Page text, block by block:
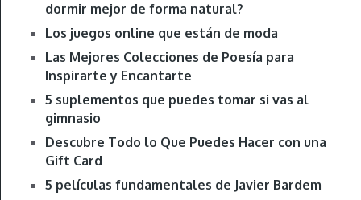
dormir mejor de forma natural?
Los juegos online que están de moda
Las Mejores Colecciones de Poesía para
Inspirarte y Encantarte
5 suplementos que puedes tomar si vas al
gimnasio
Descubre Todo lo Que Puedes Hacer con una
Gift Card
5 películas fundamentales de Javier Bardem